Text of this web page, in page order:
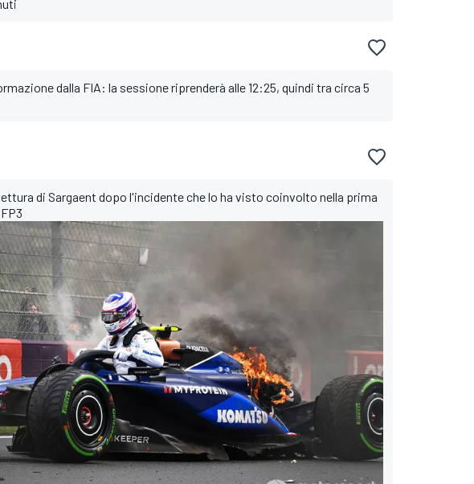
dalla FIA: la sessione riprenderà alle 12:25, quindi tra circa 5
di Sargaent dopo l'incidente che lo ha visto coinvolto nella prima